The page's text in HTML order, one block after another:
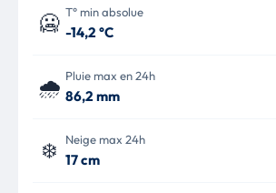
🥶 T° min absolue
-14,2 °C
🌧️ Pluie max en 24h
86,2 mm
❄️ Neige max 24h
17 cm